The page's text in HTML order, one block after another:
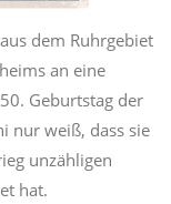
dem Ruhrgebiet
an eine
Geburtstag der
nur weiß, dass sie
unzähligen
hat.